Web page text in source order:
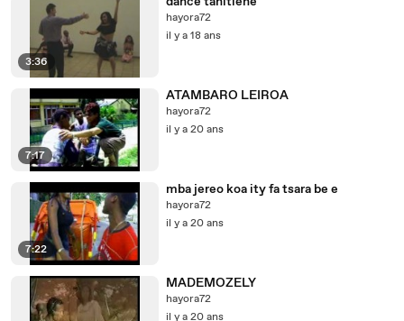
3:36
hayora72
il y a 18 ans
7:17
ATAMBARO LEIROA
hayora72
il y a 20 ans
7:22
mba jereo koa ity fa tsara be e
hayora72
il y a 20 ans
MADEMOZELY
hayora72
il y a 20 ans